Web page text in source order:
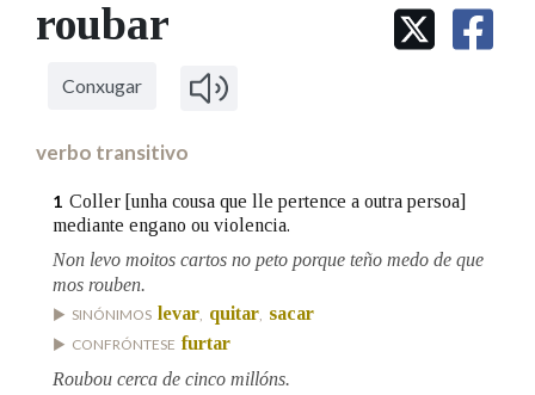
IDENTIDADE CORPORATIVA
MARCIAL DEL ADALID
FIGURAS HOMENAXEADAS
Facebook
TwitterYoutubeInstagram
Bluesky
BUSCAR NOS LEMAS
Comeza por
Contén
BUSCAR NO CONTIDO
roubar
Conxugar
verbo transitivo
1 Coller [unha cousa que lle pertence a outra persoa]
mediante engano ou violencia.
Non levo moitos cartos no peto porque teño medo de que
mos rouben.
SINÓNIMOS levar quitar sacar
CONFRÓNTESE furtar
Roubou cerca de cinco millóns.